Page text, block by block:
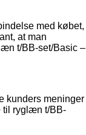
med købet,
at man
t/BB-set/Basic –
kunders meninger
til ryglæn t/BB-